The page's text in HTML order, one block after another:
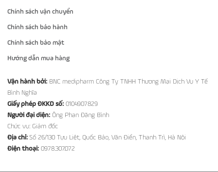
Chính sách vận chuyển
Chính sách bảo hành
Chính sách bảo mật
Hướng dẫn mua hàng
Vận hành bởi: BNC medipharm Công Ty TNHH Thương Mại Dịch Vụ Y Tế
Bình Nghĩa
Giấy phép ĐKKD số: 0104907829
Người đại diện: Ông Phan Đăng Bình
Chức vụ: Giám đốc
Địa chỉ: Số 26/130 Tựu Liệt, Quốc Bảo, Văn Điển, Thanh Trì, Hà Nội
Điện thoại: 0978.307.072